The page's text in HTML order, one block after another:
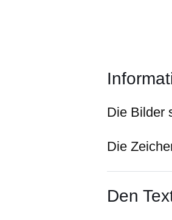
Die Bilder
Die
Den